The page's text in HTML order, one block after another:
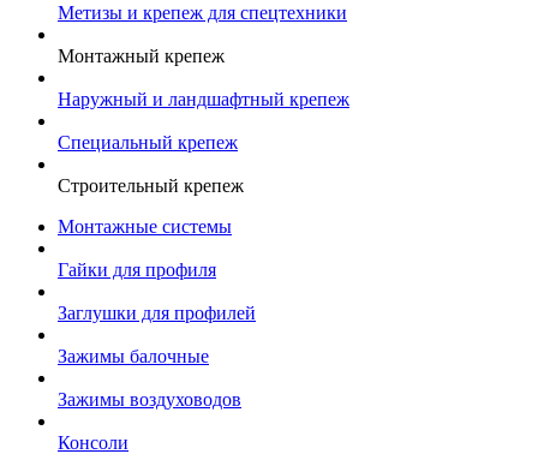
Метизы и крепеж для спецтехники
Монтажный крепеж
Наружный и ландшафтный крепеж
Специальный крепеж
Строительный крепеж
Монтажные системы
Гайки для профиля
Заглушки для профилей
Зажимы балочные
Зажимы воздуховодов
Консоли